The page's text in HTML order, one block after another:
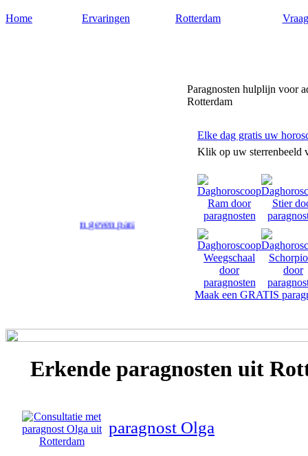
Home Ervaringen Rotterdam
Paragnosten hulplijn voor
Rotterdam
geven paranormaal advies en antwoord op uw levensvragen.
Elke dag gratis uw
Klik op uw sterrenbeeld
Maak een GRATIS
Erkende paragnosten uit
paragnost Olga